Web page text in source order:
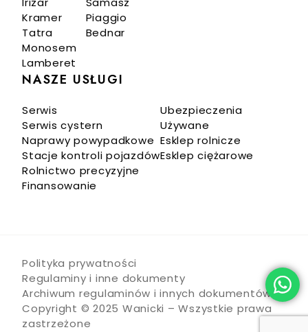
Kramer
Tatra
Monosem
Lamberet
Piaggio
Bednar
NASZE USŁUGI
Serwis
Serwis cystern
Naprawy powypadkowe
Stacje kontroli pojazdów
Rolnictwo precyzyjne
Finansowanie
Ubezpieczenia
Używane
Esklep rolnicze
Esklep ciężarowe
Polityka prywatności
Regulaminy i inne dokumenty
Archiwum regulaminów i innych dokumentów
Copyright © 2025 Wanicki – Wszystkie prawa
zastrzeżone